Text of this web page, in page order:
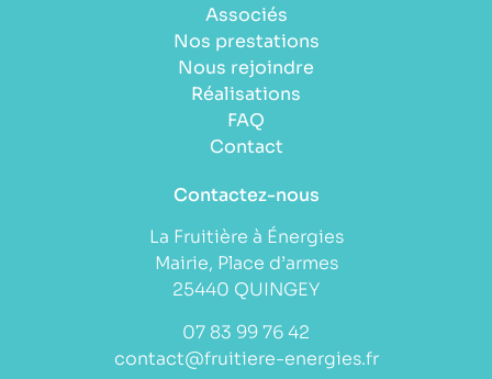
Associés
Nos prestations
Nous rejoindre
Réalisations
FAQ
Contact
Contactez-nous
La Fruitière à Énergies
Mairie, Place d’armes
25440 QUINGEY
07 83 99 76 42
contact@fruitiere-energies.fr